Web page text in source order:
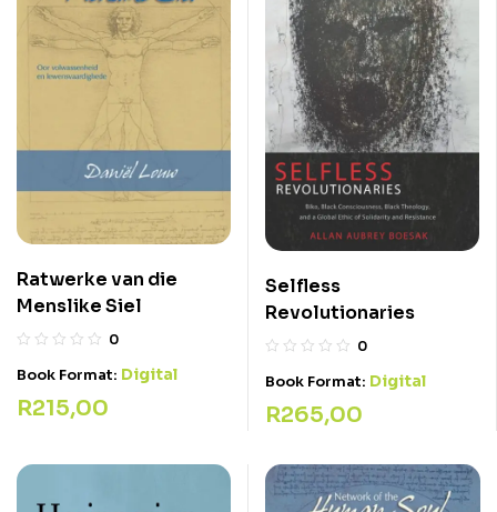
Ratwerke van die
Menslike Siel
0
Book Format: Digital
R215,00
Selfless
Revolutionaries
0
Book Format: Digital
R265,00